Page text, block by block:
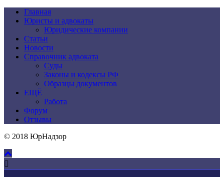
Главная
Юристы и адвокаты
Юридические компании
Статьи
Новости
Справочник адвоката
Суды
Законы и кодексы РФ
Образцы документов
ЕЩЁ
Работа
Форум
Отзывы
© 2018 ЮрНадзор